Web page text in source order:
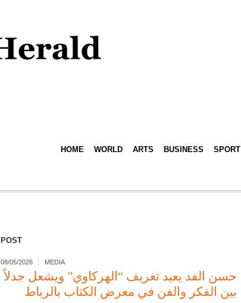
HOME WORLD ARTS BUSINESS SPORT
POST
08/05/2026 MEDIA
حسن الفد يعيد تعريف “الهركاوي” ويشعل جدلاً
بين الفكر والفن في معرض الكتاب بالرباط